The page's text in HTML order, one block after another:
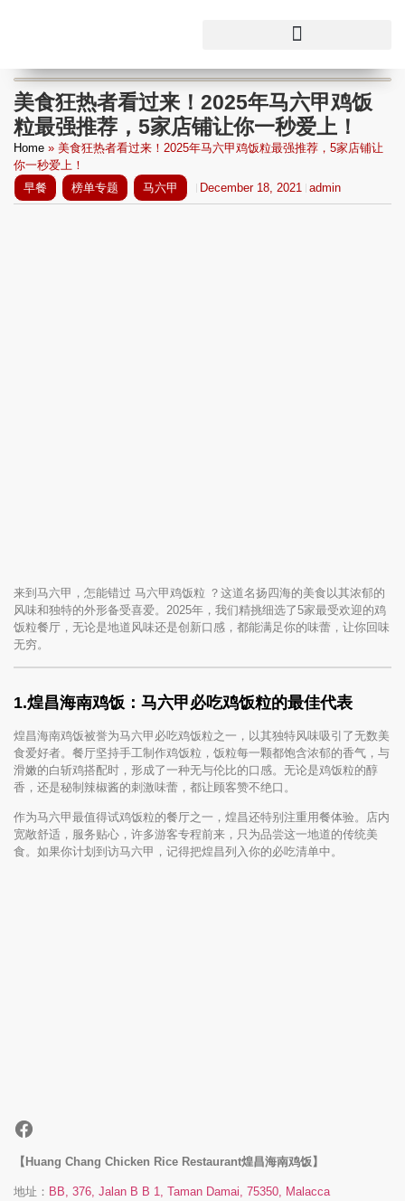
美食狂热者看过来！2025年马六甲鸡饭
粒最强推荐，5家店铺让你一秒爱上！
Home » 美食狂热者看过来！2025年马六甲鸡饭粒最强推荐，5家店铺让
你一秒爱上！
早餐
榜单专题 马六甲 December 18, 2021 admin
来到马六甲，怎能错过 马六甲鸡饭粒 ？这道名扬四海的美食以其浓郁的
风味和独特的外形备受喜爱。2025年，我们精挑细选了5家最受欢迎的鸡
饭粒餐厅，无论是地道风味还是创新口感，都能满足你的味蕾，让你回味
无穷。
1.煌昌海南鸡饭：马六甲必吃鸡饭粒的最佳代表
煌昌海南鸡饭被誉为马六甲必吃鸡饭粒之一，以其独特风味吸引了无数美
食爱好者。餐厅坚持手工制作鸡饭粒，饭粒每一颗都饱含浓郁的香气，与
滑嫩的白斩鸡搭配时，形成了一种无与伦比的口感。无论是鸡饭粒的醇
香，还是秘制辣椒酱的刺激味蕾，都让顾客赞不绝口。
作为马六甲最值得试鸡饭粒的餐厅之一，煌昌还特别注重用餐体验。店内
宽敞舒适，服务贴心，许多游客专程前来，只为品尝这一地道的传统美
食。如果你计划到访马六甲，记得把煌昌列入你的必吃清单中。
【Huang Chang Chicken Rice Restaurant煌昌海南鸡饭】
地址： BB, 376, Jalan B B 1, Taman Damai, 75350, Malacca